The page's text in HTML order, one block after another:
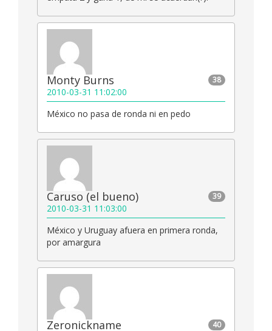
38
Monty Burns
2010-03-31 11:02:00
México no pasa de ronda ni en pedo
39
Caruso (el bueno)
2010-03-31 11:03:00
México y Uruguay afuera en primera ronda,
por amargura
40
Zeronickname